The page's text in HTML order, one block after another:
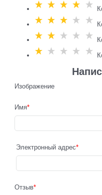
Изображение
Имя
Электронный адрес
Отзыв